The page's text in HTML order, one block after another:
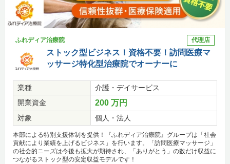
ふれディア治療院 代理店
ストック型ビジネス！資格不要！訪問医療マ
ッサージ特化型治療院でオーナーに
業種
介護・デイサービス
開業資金
200 万円
対象 個人・法人
本部による特別支援体制を提供！『ふれディア治療院』グループは「社会
貢献により業績を上げるビジネス」を行います。「訪問医療マッサージ」
の社会的ニーズは今後も拡大が期待され、「ありがとう」の数だけ収益に
つながるストック型の安定収益モデルです！